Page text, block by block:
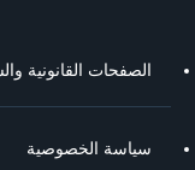
الصفحات القانونية
سياسة الخصوصية